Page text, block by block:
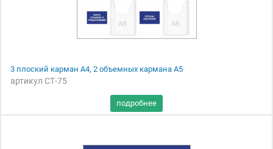
3 плоский карман А4, 2 объемных кармана А5
артикул СТ-75